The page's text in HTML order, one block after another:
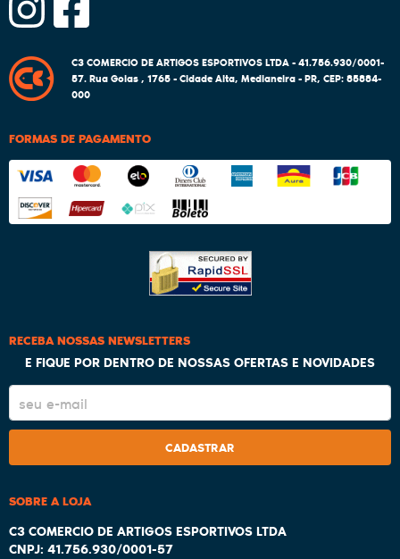
C3 COMERCIO DE ARTIGOS ESPORTIVOS LTDA - 41.756.930/0001-
57.Rua Goias , 1765-Cidade Alta, Medianeira-PR, CEP: 85884-
000
FORMAS DE PAGAMENTO
RECEBA NOSSAS NEWSLETTERS
E FIQUE POR DENTRO DE NOSSAS OFERTAS E NOVIDADES
CADASTRAR
SOBRE A LOJA
C3 COMERCIO DE ARTIGOS ESPORTIVOS LTDA
CNPJ: 41.756.930/0001-57